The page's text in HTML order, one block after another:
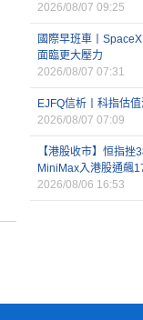
2026/08/07 09:25
國際早班車丨
面臨更大壓力
2026/08/07 07:31
EJFQ信析丨科指估
2026/08/07 07:09
【港股收市】恒指
MiniMax入港股通飆
2026/08/06 16:53